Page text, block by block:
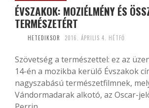
ÉVSZAKOK: MOZIÉLMÉNY ÉS
TERMÉSZETÉRT
HETEDIKSOR 2016. ÁPRILIS 4. HÉTFŐ
Szövetség a természettel: ez az
14-én a mozikba kerülő Évszakok
nagyszabású természetfilmnek,
Vándormadarak alkotó, az Oscar-